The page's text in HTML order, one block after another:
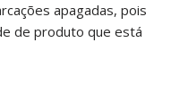
apagadas, pois
de produto que está